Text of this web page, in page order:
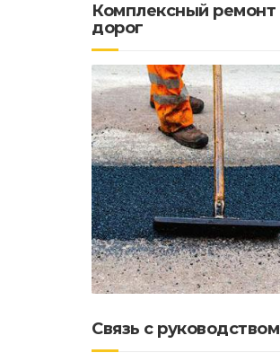
Комплексный ремонт
дорог
Связь с руководством